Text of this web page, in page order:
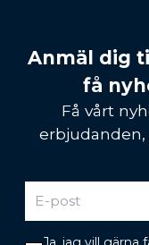
Anmäl dig
få
Få vårt
erbjudanden,